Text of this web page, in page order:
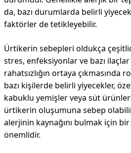
da, bazı durumlarda belirli
faktörler de tetikleyebilir.
Ürtikerin sebepleri oldukça
stres, enfeksiyonlar ve bazı
rahatsızlığın ortaya çıkmasında
bazı kişilerde belirli yiyecekler,
kabuklu yemişler veya süt
ürtikerin oluşumuna sebep
alerjinin kaynağını bulmak için
önemlidir.